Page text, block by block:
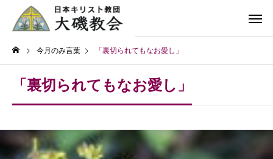
今月のみ言葉 「裏切られてもなお愛し」
「裏切られてもなお愛し」